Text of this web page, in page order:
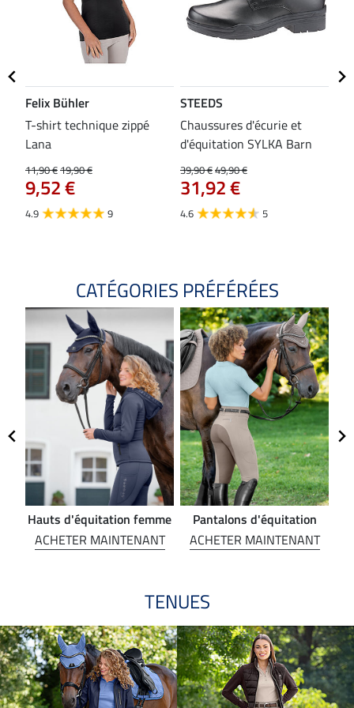
Felix Bühler
T-shirt technique zippé
Lana
11,90 €19,90 €
9,52 €
4.9 9
STEEDS
Chaussures d'écurie et
d'équitation SYLKA Barn
39,90 €49,90 €
31,92 €
4.6 5
CATÉGORIES PRÉFÉRÉES
Hauts d'équitation femme
ACHETER MAINTENANT
Pantalons d'équitation
ACHETER MAINTENANT
TENUES